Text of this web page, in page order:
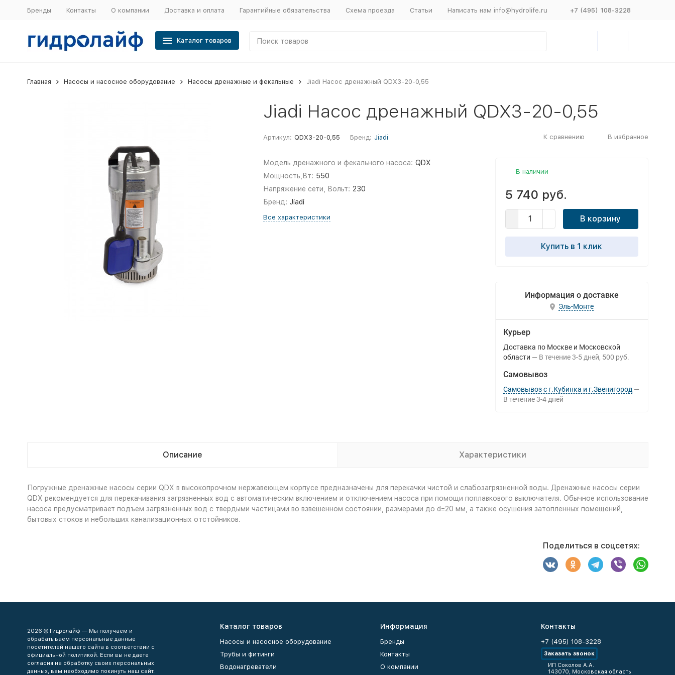
Бренды Контакты О компании Доставка и оплата Гарантийные обязательства Схема проезда Статьи Написать нам info@hydrolife.ru +7 (495) 108-3228
Каталог товаров
Главная Насосы и насосное оборудование Насосы дренажные и фекальные Jiadi Насос дренажный QDX3-20-0,55
Jiadi Насос дренажный QDX3-20-0,55
Артикул: QDX3-20-0,55 Бренд: Jiadi К сравнению В избранное
Модель дренажного и фекального насоса: QDX
Мощность,Вт: 550
Напряжение сети, Вольт: 230
Бренд: Jiadi
Все характеристики
В наличии
5 740 руб.
В корзину
Купить в 1 клик
Информация о доставке
Эль-Монте
Курьер
Доставка по Москве и Московской
области
В течение 3-5 дней 500 руб.
Самовывоз
Самовывоз с г.Кубинка и г.Звенигород
В течение 3-4 дней
Описание Характеристики
Погружные дренажные насосы серии QDX в высокопрочном нержавеющем корпусе предназначены для перекачки чистой и слабозагрязненной воды. Дренажные насосы серии
QDX рекомендуется для перекачивания загрязненных вод c автоматическим включением и отключением насоса при помощи поплавкового выключателя. Обычное использование
насоса предусматривает подъем загрязненных вод с твердыми частицами во взвешенном состоянии, размерами до d=20 мм, а также осушения затопленных помещений,
бытовых стоков и небольших канализационных отстойников.
Поделиться в соцсетях:
2026 © Гидролайф — Мы получаем и
обрабатываем персональные данные
посетителей нашего сайта в соответствии с
официальной политикой. Если вы не даете
согласия на обработку своих персональных
данных, вам необходимо покинуть наш сайт.
Каталог товаров
Насосы и насосное оборудование
Трубы и фитинги
Водонагреватели
Информация
Бренды
Контакты
О компании
Контакты
+7 (495) 108-3228
Заказать звонок
ИП Соколов А.А.
143070, Московская область